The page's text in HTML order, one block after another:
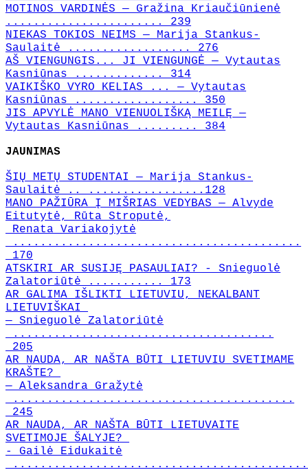
MOTINOS VARDINĖS — Gražina Kriaučiūnienė
....................... 239
NIEKAS TOKIOS NEIMS — Marija Stankus-
Saulaitė .................. 276
AŠ VIENGUNGIS... JI VIENGUNGĖ — Vytautas
Kasniūnas ............. 314
VAIKIŠKO VYRO KELIAS ... — Vytautas
Kasniūnas .................. 350
JIS APVYLĖ MANO VIENUOLIŠKĄ MEILĘ —
Vytautas Kasniūnas ......... 384
JAUNIMAS
ŠIŲ METŲ STUDENTAI — Marija Stankus-
Saulaitė .. .................128
MANO PAŽIŪRA Į MIŠRIAS VEDYBAS — Alvyde
Eitutytė, Rūta Stroputė,
Renata Variakojytė
..........................................
170
ATSKIRI AR SUSIJĘ PASAULIAI? - Snieguolė
Zalatoriūtė ........... 173
AR GALIMA IŠLIKTI LIETUVIU, NEKALBANT
LIETUVIŠKAI
— Snieguolė Zalatoriūtė
......................................
205
AR NAUDA, AR NAŠTA BŪTI LIETUVIU SVETIMAME
KRAŠTE?
— Aleksandra Gražytė
.........................................
245
AR NAUDA, AR NAŠTA BŪTI LIETUVAITE
SVETIMOJE ŠALYJE?
- Gailė Eidukaitė